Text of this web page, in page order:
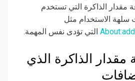
24 لمعرفة مقدار الذاكرة التي تستخدم
سلهة الاستخدام مثل
التي تؤدى نفس المهمة.
الذاكرة الذي